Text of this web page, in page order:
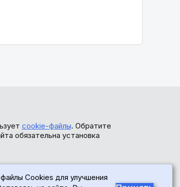
cookie-файлы. Обратите
обязательна установка
Cookies для улучшения